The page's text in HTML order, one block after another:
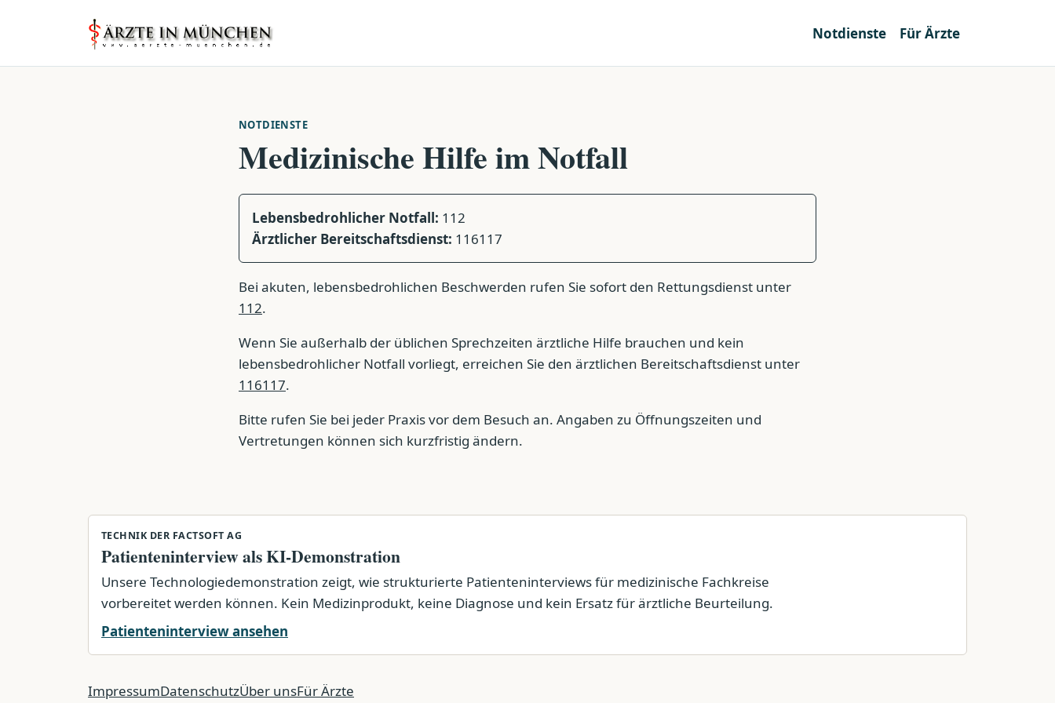
Notdienste Für Ärzte
NOTDIENSTE
Medizinische Hilfe im Notfall
Lebensbedrohlicher Notfall: 112
Ärztlicher Bereitschaftsdienst: 116117
Bei akuten, lebensbedrohlichen Beschwerden rufen Sie sofort den Rettungsdienst unter
112.
Wenn Sie außerhalb der üblichen Sprechzeiten ärztliche Hilfe brauchen und kein
lebensbedrohlicher Notfall vorliegt, erreichen Sie den ärztlichen Bereitschaftsdienst unter
116117.
Bitte rufen Sie bei jeder Praxis vor dem Besuch an. Angaben zu Öffnungszeiten und
Vertretungen können sich kurzfristig ändern.
TECHNIK DER FACTSOFT AG
Patienteninterview als KI-Demonstration
Unsere Technologiedemonstration zeigt, wie strukturierte Patienteninterviews für medizinische Fachkreise
vorbereitet werden können. Kein Medizinprodukt, keine Diagnose und kein Ersatz für ärztliche Beurteilung.
Patienteninterview ansehen
ImpressumDatenschutzÜber unsFür Ärzte